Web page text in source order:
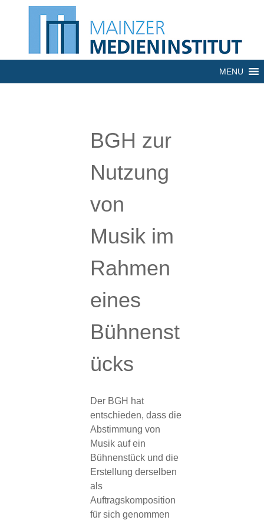
MENU
BGH zur
Nutzung
von
Musik im
Rahmen
eines
Bühnenst
ücks
Der BGH hat
entschieden, dass die
Abstimmung von
Musik auf ein
Bühnenstück und die
Erstellung derselben
als
Auftragskomposition
für sich genommen